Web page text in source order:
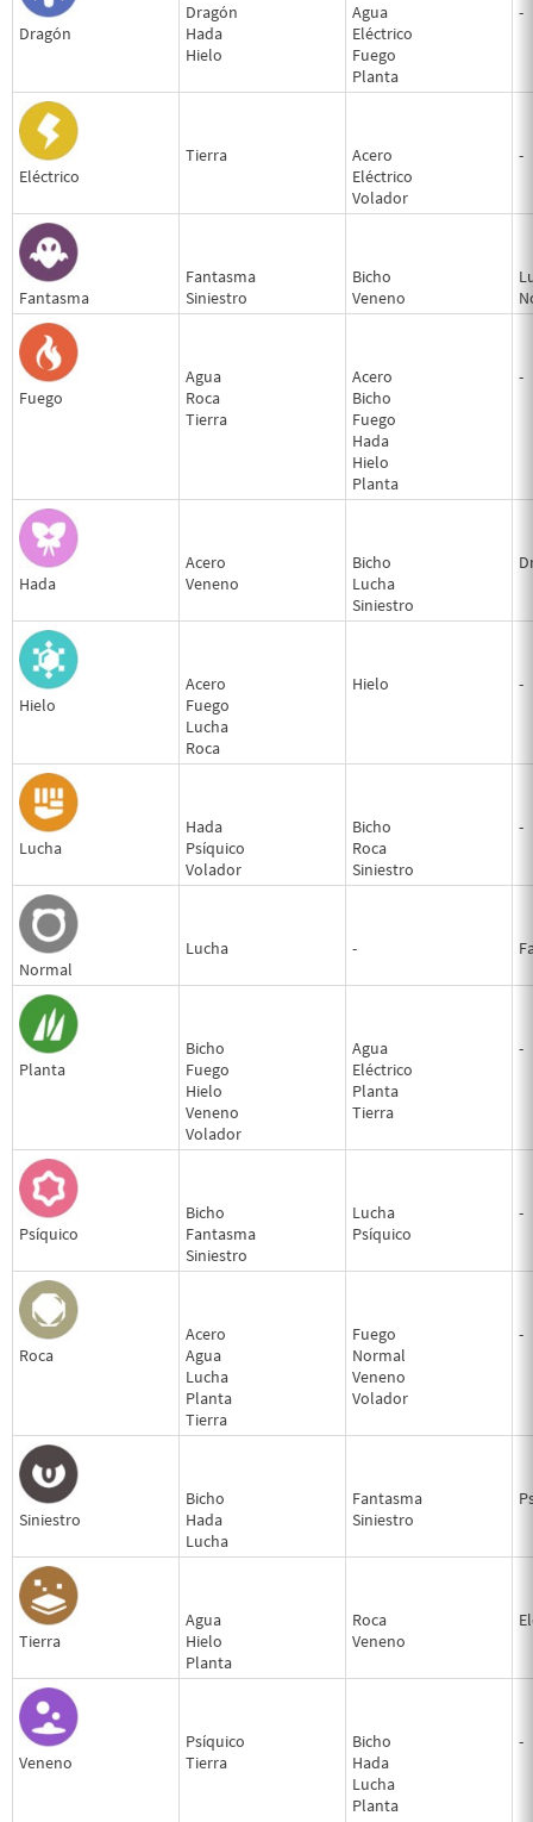
Dragón
Dragón
Hada
Hielo
Agua
Eléctrico
Fuego
Planta
-
Eléctrico
Tierra
Acero
Eléctrico
Volador
-
Fantasma
Fantasma
Siniestro
Bicho
Veneno
Fuego
Agua
Roca
Tierra
Acero
Bicho
Fuego
Hada
Hielo
Planta
-
Hada
Acero
Veneno
Bicho
Lucha
Siniestro
Hielo
Acero
Fuego
Lucha
Roca
Hielo -
Lucha
Hada
Psíquico
Volador
Bicho
Roca
Siniestro
-
Normal
Lucha -
Planta
Bicho
Fuego
Hielo
Veneno
Volador
Agua
Eléctrico
Planta
Tierra
-
Psíquico
Bicho
Fantasma
Siniestro
Lucha
Psíquico
-
Roca
Acero
Agua
Lucha
Planta
Tierra
Fuego
Normal
Veneno
Volador
-
Siniestro
Bicho
Hada
Lucha
Fantasma
Siniestro
Tierra
Agua
Hielo
Planta
Roca
Veneno
Veneno
Psíquico
Tierra
Bicho
Hada
Lucha
Planta
-